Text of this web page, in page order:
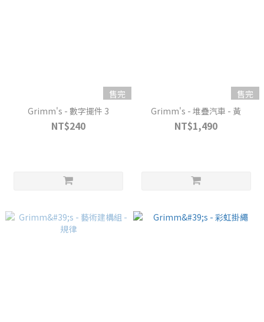
售完
Grimm's - 數字擺件 3
NT$240
售完
Grimm's - 堆疊汽車 - 黃
NT$1,490